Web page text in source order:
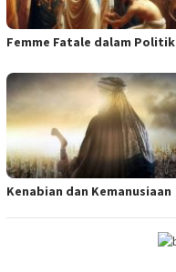
Femme Fatale dalam Politik
Kenabian dan Kemanusiaan